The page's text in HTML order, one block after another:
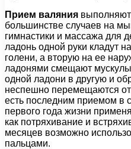
Прием валяния
большинстве случаев на
гимнастики и массажа для
ладонь одной руки кладут
голени, а вторую на ее
ладонями смещают
одной ладони в другую и
неспешно перемещаются
есть последним приемом в
первого года жизни
как потряхивание и
месяцев возможно
пальцами.